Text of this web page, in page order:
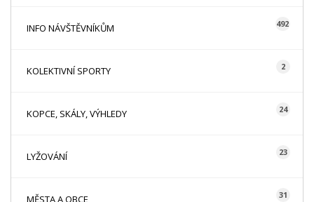
INFO NÁVŠTĚVNÍKŮM 492
KOLEKTIVNÍ SPORTY 2
KOPCE, SKÁLY, VÝHLEDY 24
LYŽOVÁNÍ 23
MĚSTA A OBCE 31